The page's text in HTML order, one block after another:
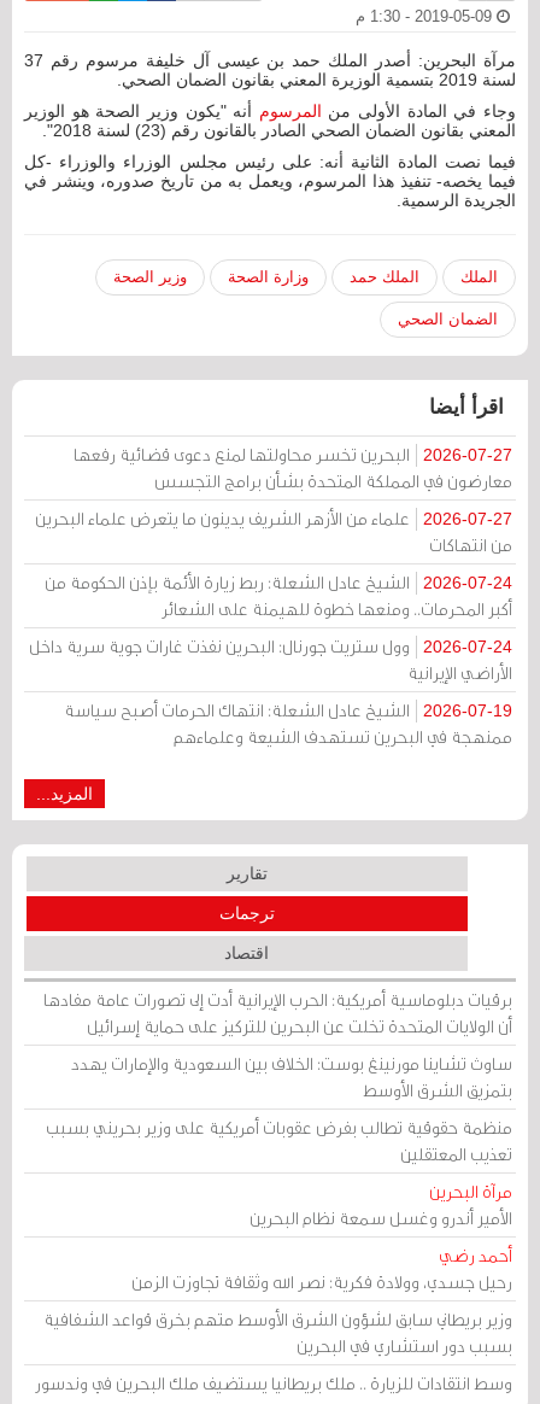
مرآة البحرين: أصدر الملك حمد بن عيسى آل خليفة مرسوم رقم 37
لسنة 2019 بتسمية الوزيرة المعني بقانون الضمان الصحي.
وجاء في المادة الأولى من المرسوم أنه "يكون وزير الصحة هو الوزير
المعني بقانون الضمان الصحي الصادر بالقانون رقم (23) لسنة 2018".
فيما نصت المادة الثانية أنه: على رئيس مجلس الوزراء والوزراء -كل
فيما يخصه- تنفيذ هذا المرسوم، ويعمل به من تاريخ صدوره، وينشر في
الجريدة الرسمية.
الملك الملك حمد وزارة الصحة وزير الصحة
الضمان الصحي
اقرأ أيضا
2026-07-27
البحرين تخسر محاولتها لمنع دعوى قضائية رفعها
معارضون في المملكة المتحدة بشأن برامج التجسس
2026-07-27
علماء من الأزهر الشريف يدينون ما يتعرض علماء البحرين
من انتهاكات
2026-07-24
الشيخ عادل الشعلة: ربط زيارة الأئمة بإذن الحكومة من
أكبر المحرمات.. ومنعها خطوة للهيمنة على الشعائر
2026-07-24
وول ستريت جورنال: البحرين نفذت غارات جوية سرية داخل
الأراضي الإيرانية
2026-07-19
الشيخ عادل الشعلة: انتهاك الحرمات أصبح سياسة
ممنهجة في البحرين تستهدف الشيعة وعلماءهم
المزيد...
تقارير
ترجمات
اقتصاد
برقيات دبلوماسية أمريكية: الحرب الإيرانية أدت إلى تصورات عامة مفادها
أن الولايات المتحدة تخلت عن البحرين للتركيز على حماية إسرائيل
ساوث تشاينا مورنينغ بوست: الخلاف بين السعودية والإمارات يهدد
بتمزيق الشرق الأوسط
منظمة حقوقية تطالب بفرض عقوبات أمريكية على وزير بحريني بسبب
تعذيب المعتقلين
مرآة البحرين
الأمير أندرو وغسل سمعة نظام البحرين
أحمد رضي
رحيل جسدي، وولادة فكرية: نصر الله وثقافة تجاوزت الزمن
وزير بريطاني سابق لشؤون الشرق الأوسط متهم بخرق قواعد الشفافية
بسبب دور استشاري في البحرين
وسط انتقادات للزيارة .. ملك بريطانيا يستضيف ملك البحرين في وندسور